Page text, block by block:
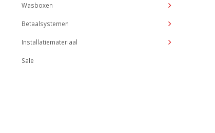
Wasboxen
Betaalsystemen
Installatiemateriaal
Sale